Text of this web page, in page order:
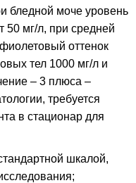
бледной моче уровень
50 мг/л, при средней
оттенок
тел 1000 мг/л и
– 3 плюса –
требуется
в стационар для
шкалой,